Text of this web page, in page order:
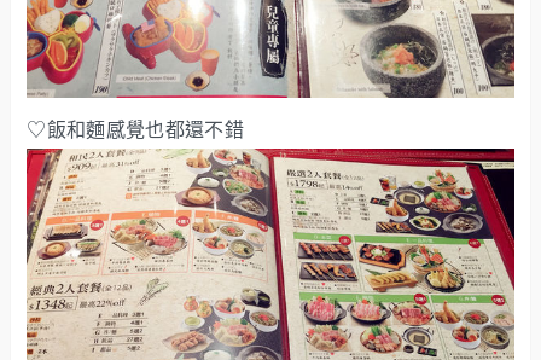
♡飯和麵感覺也都還不錯